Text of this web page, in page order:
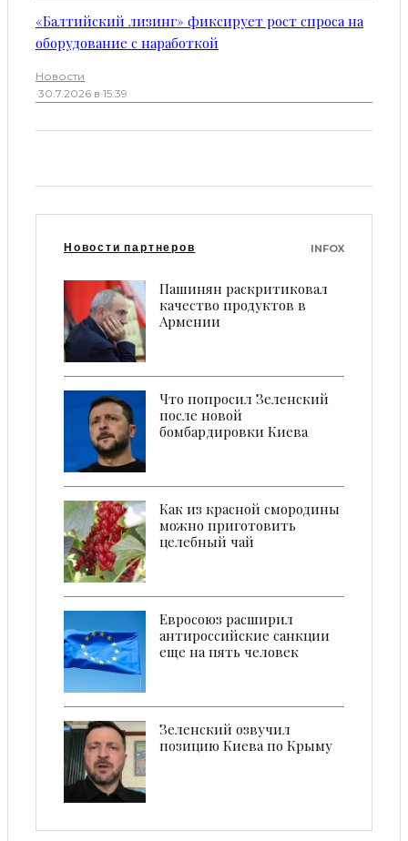
«Балтийский лизинг» фиксирует рост спроса на
оборудование с наработкой
Новости
·30.7.2026 в 15:39
Новости партнеров INFOX
Пашинян раскритиковал
качество продуктов в
Армении
Что попросил Зеленский
после новой
бомбардировки Киева
Как из красной смородины
можно приготовить
целебный чай
Евросоюз расширил
антироссийские санкции
еще на пять человек
Зеленский озвучил
позицию Киева по Крыму